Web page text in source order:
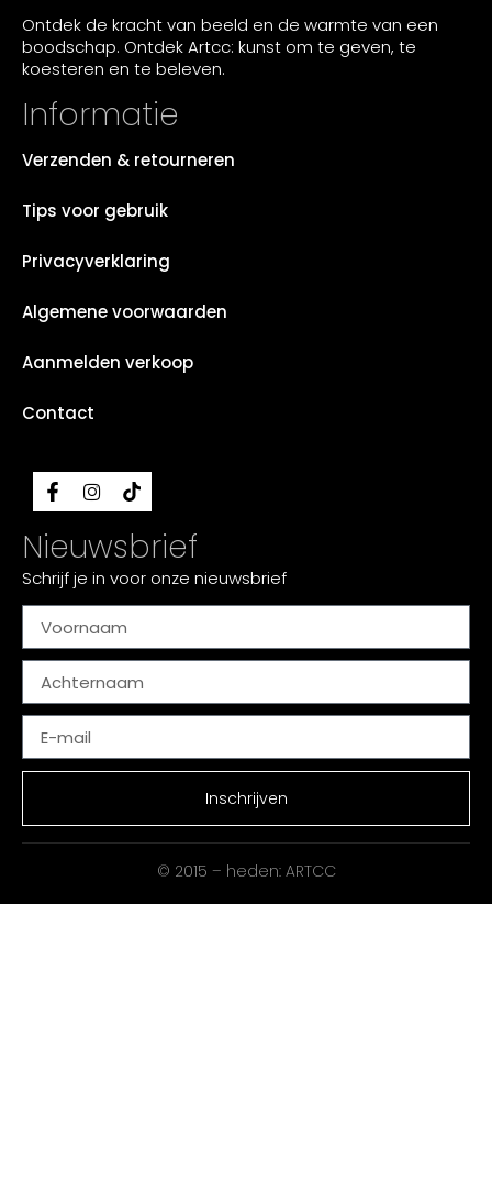
Ontdek de kracht van beeld en de warmte van een
boodschap. Ontdek Artcc: kunst om te geven, te
koesteren en te beleven.
Informatie
Verzenden & retourneren
Tips voor gebruik
Privacyverklaring
Algemene voorwaarden
Aanmelden verkoop
Contact
Nieuwsbrief
Schrijf je in voor onze nieuwsbrief
Inschrijven
© 2015 – heden: ARTCC